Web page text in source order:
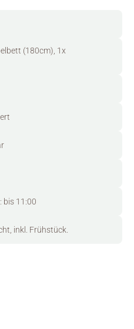
(180cm), 1x
bis 11:00
inkl. Frühstück.